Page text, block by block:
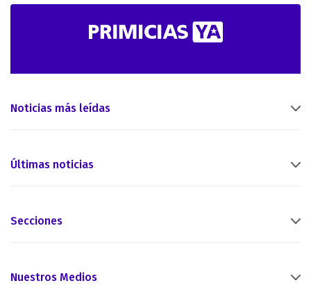
Noticias más leídas
Últimas noticias
Secciones
Nuestros Medios